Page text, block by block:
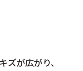
ズが広がり、